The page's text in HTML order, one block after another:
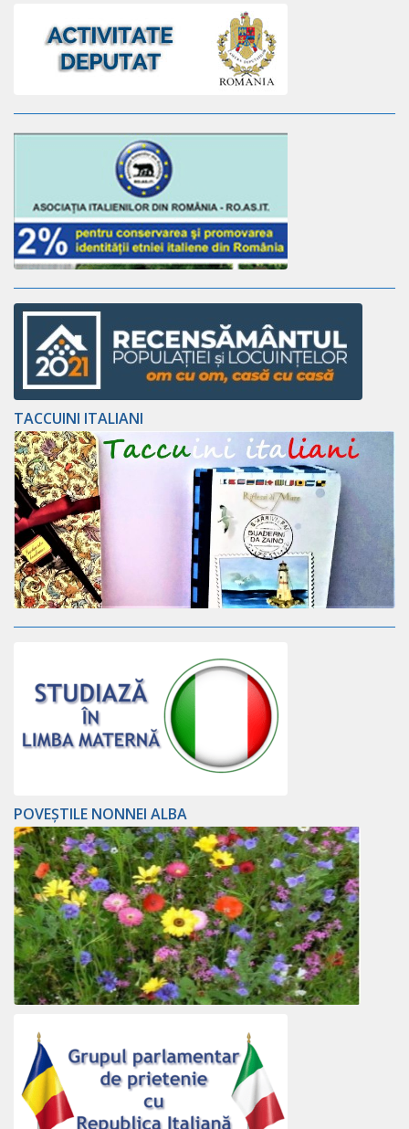
TACCUINI ITALIANI
POVEȘTILE NONNEI ALBA